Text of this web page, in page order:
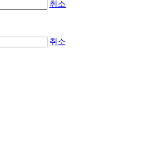
취소
취소